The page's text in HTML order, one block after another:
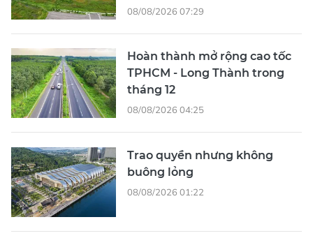
08/08/2026 07:29
Hoàn thành mở rộng cao tốc
TPHCM - Long Thành trong
tháng 12
08/08/2026 04:25
Trao quyền nhưng không
buông lỏng
08/08/2026 01:22